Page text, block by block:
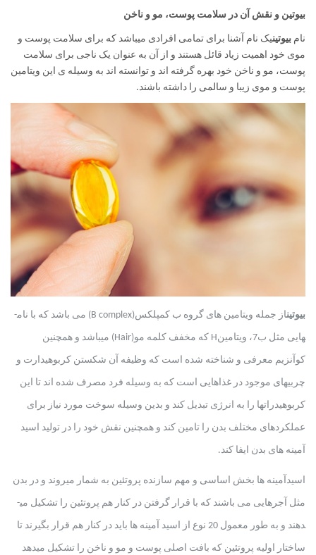
بیوتین و نقش آن در سلامت پوست، مو و ناخن
نام بیوتینیک نام آشنا برای تمامی افرادی می­باشد که برای سلامت پوست و
موی خود اهمیت زیاد قائل هستند و از آن به عنوان یک ناجی برای سلامت
پوست، مو و ناخن خود بهره گرفته­ اند و توانسته­ اند به وسیله­ ی این ویتامین
پوست و موی زیبا و سالمی را داشته باشند.
بیوتیناز جمله ویتامین­ های گروه ب کمپلکس(B complex)می ­باشد که با نام­
هایی مثل ب7، ویتامین H که مخفف کلمه مو(Hair) می­باشد و همچنین
کوآنزیم معرفی و شناخته شده است که وظیفه آن شکستن کربوهیدارت و
چربی­های موجود در غذاهایی است که به وسیله فرد مصرف شده ­اند تا این
کربوهیدرات­ها را به انرژی تبدیل کند و بدین وسیله سوخت مورد نیاز برای
عملکردهای مختلف بدن را تامین کند و همچنین نقش خود را در تولید اسید
آمینه ­های بدن ایفا کند.
اسیدآمینه ­ها بخش اساسی و مهم سازنده پروتئین به شمار می­روند و در بدن
مثل آجرهایی می ­باشند که با قرار گرفتن در کنار هم پروتئین را تشکیل می­
دهند و به طور معمول 20 نوع از اسید آمینه ­ها باید در کنار هم قرار بگیرند تا
ساختار اولیه پروتئین که بافت اصلی پوست و مو و ناخن را تشکیل می­دهد